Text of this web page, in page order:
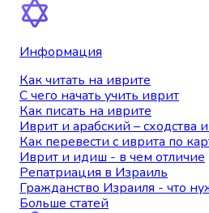
Информация
Как читать на иврите
С чего начать учить иврит
Как писать на иврите
Иврит и арабский – сходства
Как перевести с иврита по
Иврит и идиш - в чем отличие
Репатриация в Израиль
Гражданство Израиля - что
Больше статей